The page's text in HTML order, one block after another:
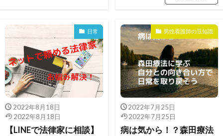
日常
2022年8月18日
2022年8月18日
【LINEで法律家に相談】
男性看護師の豆知識
2022年7月25日
2022年7月25日
病は気から！？森田療法